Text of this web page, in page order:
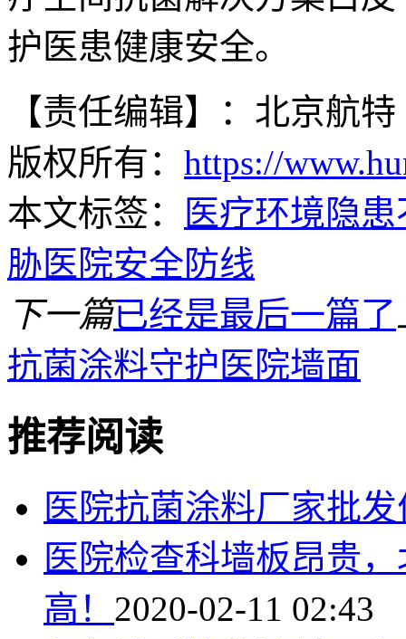
护医患健康安全。
【责任编辑】：北京航特
版权所有： https://
本文标签：
医疗环境隐
胁医院安全防线
下一篇已经是最后一篇了
抗菌涂料守护医院墙面
推荐阅读
医院抗菌涂料厂家批
医院检查科墙板昂贵
高！ 2020-02-11 02:43